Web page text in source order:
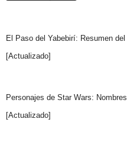
El Paso del Yabebirí: Resumen
[Actualizado]
Personajes de Star Wars:
[Actualizado]